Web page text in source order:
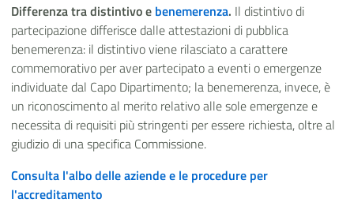
Differenza tra distintivo e benemerenza. Il distintivo di
partecipazione differisce dalle attestazioni di pubblica
benemerenza: il distintivo viene rilasciato a carattere
commemorativo per aver partecipato a eventi o emergenze
individuate dal Capo Dipartimento; la benemerenza, invece, è
un riconoscimento al merito relativo alle sole emergenze e
necessita di requisiti più stringenti per essere richiesta, oltre al
giudizio di una specifica Commissione.
Consulta l'albo delle aziende e le procedure per
l'accreditamento